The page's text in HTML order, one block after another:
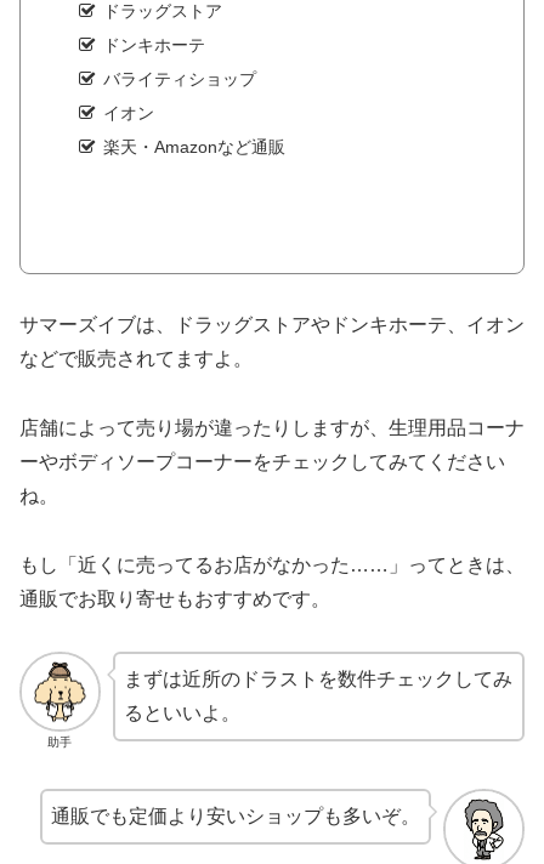
ドラッグストア
ドンキホーテ
バライティショップ
イオン
楽天・Amazonなど通販
サマーズイブは、ドラッグストアやドンキホーテ、イオン
などで販売されてますよ。
店舗によって売り場が違ったりしますが、生理用品コーナ
ーやボディソープコーナーをチェックしてみてください
ね。
もし「近くに売ってるお店がなかった……」ってときは、
通販でお取り寄せもおすすめです。
助手
まずは近所のドラストを数件チェックしてみ
るといいよ。
通販でも定価より安いショップも多いぞ。